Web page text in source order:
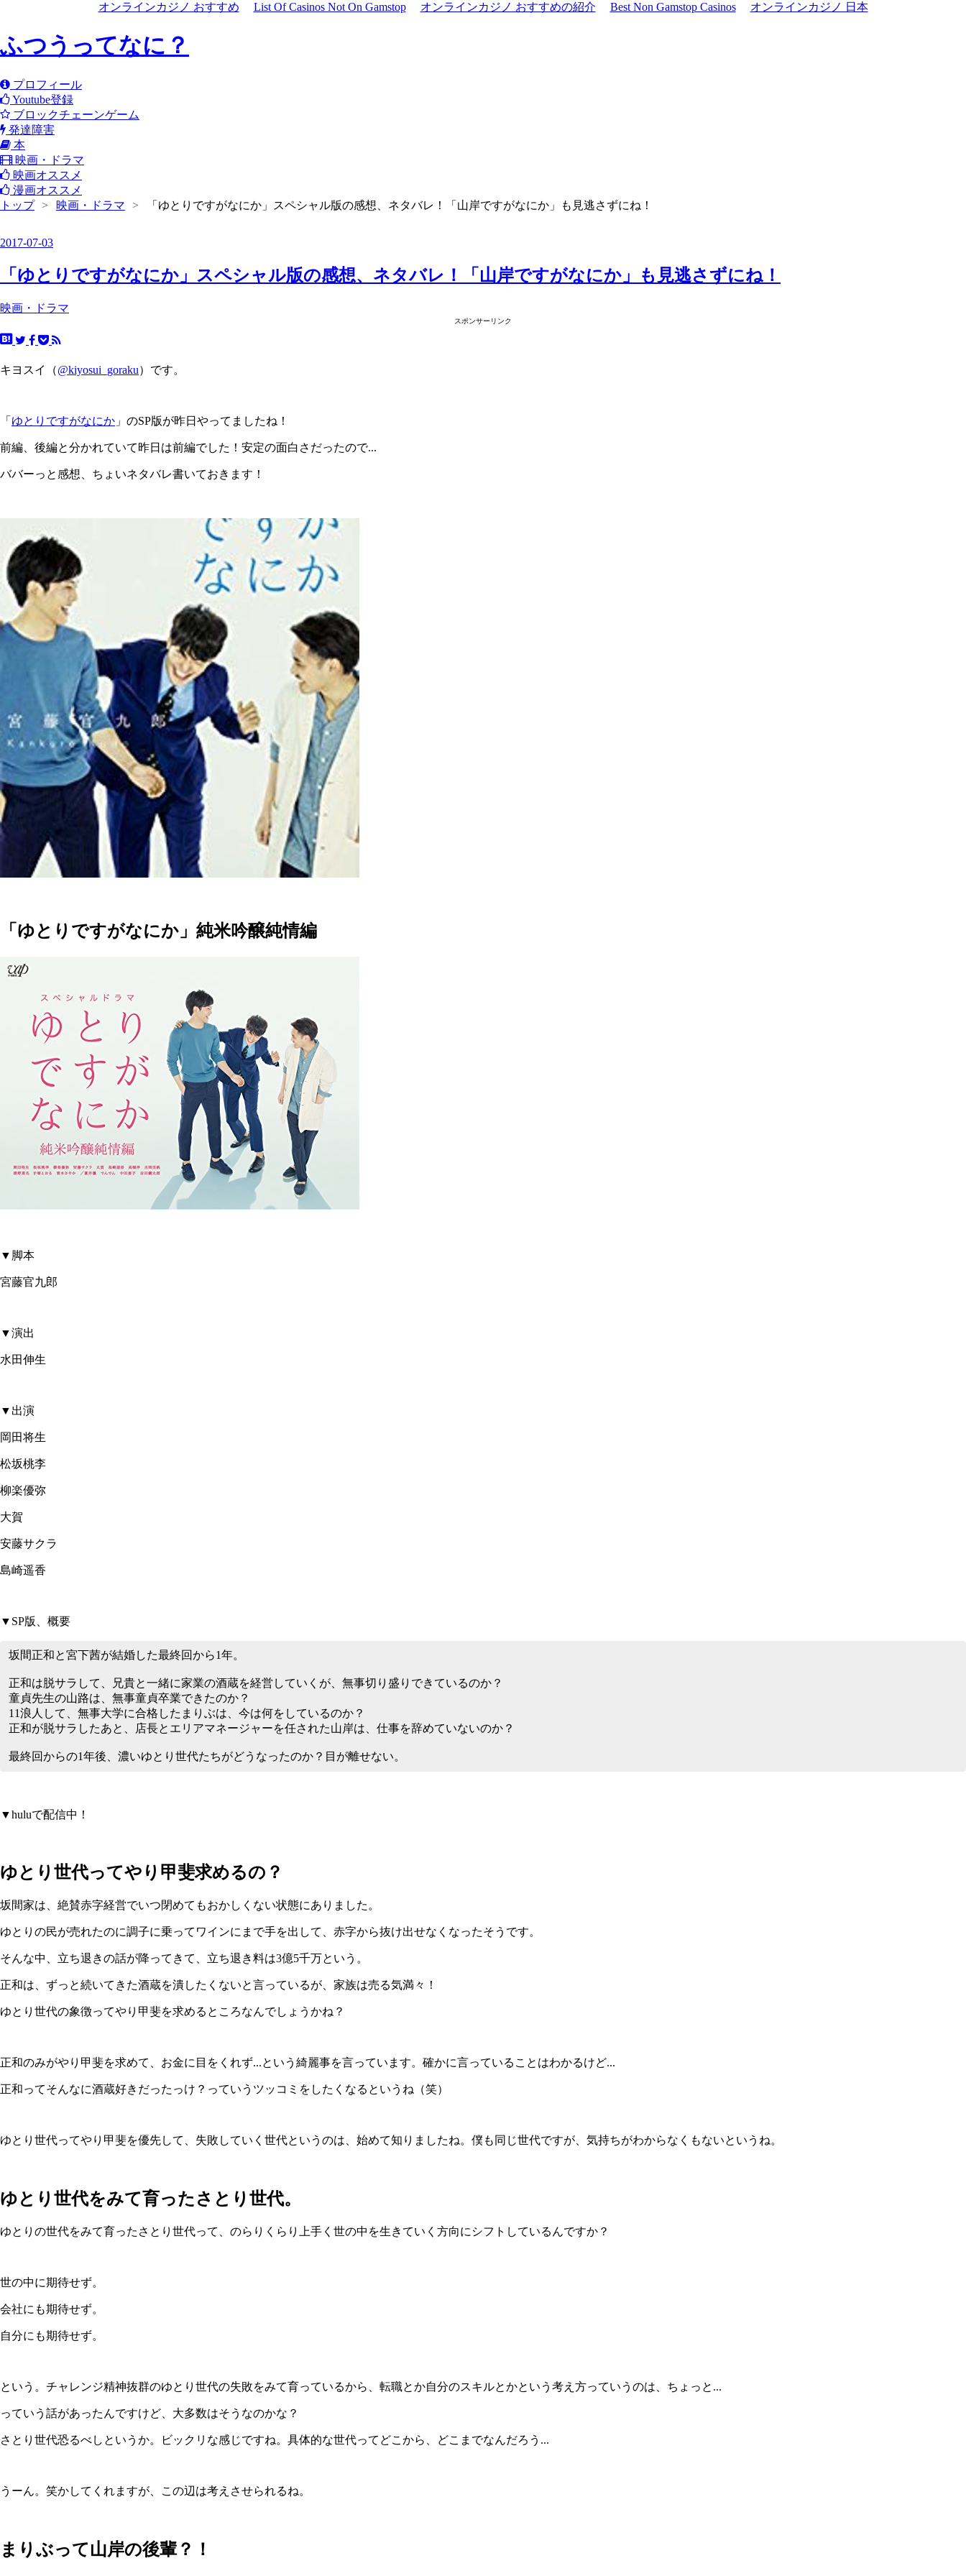
オンラインカジノ おすすめ List Of Casinos Not On Gamstop オンラインカジノ おすすめの紹介 Best Non Gamstop Casinos オンラインカジノ 日本
ふつうってなに？
プロフィール
Youtube登録
ブロックチェーンゲーム
発達障害
本
映画・ドラマ
映画オススメ
漫画オススメ
トップ
> 映画・ドラマ > 「ゆとりですがなにか」スペシャル版の感想、ネタバレ！「山岸ですがなにか」も見逃さずにね！
2017-07-03
「ゆとりですがなにか」スペシャル版の感想、ネタバレ！「山岸ですがなにか」も見逃さずにね！
映画・ドラマ
スポンサーリンク
キヨスイ（@kiyosui_goraku）です。
「 ゆとりですがなにか 」のSP版が昨日やってましたね！
前編、後編と分かれていて昨日は前編でした！安定の面白さだったので...
ババーっと感想、ちょいネタバレ書いておきます！
「ゆとりですがなにか」純米吟醸純情編
▼脚本
宮藤官九郎
▼演出
水田伸生
▼出演
岡田将生
松坂桃李
柳楽優弥
大賀
安藤サクラ
島崎遥香
▼SP版、概要
坂間正和と宮下茜が結婚した最終回から1年。
正和は脱サラして、兄貴と一緒に家業の酒蔵を経営していくが、無事切り盛りできているのか？
童貞先生の山路は、無事童貞卒業できたのか？
11浪人して、無事大学に合格したまりぶは、今は何をしているのか？
正和が脱サラしたあと、店長とエリアマネージャーを任された山岸は、仕事を辞めていないのか？
最終回からの1年後、濃いゆとり世代たちがどうなったのか？目が離せない。
▼huluで配信中！
ゆとり世代ってやり甲斐求めるの？
坂間家は、絶賛赤字経営でいつ閉めてもおかしくない状態にありました。
ゆとりの民が売れたのに調子に乗ってワインにまで手を出して、赤字から抜け出せなくなったそうです。
そんな中、立ち退きの話が降ってきて、立ち退き料は3億5千万という。
正和は、ずっと続いてきた酒蔵を潰したくないと言っているが、家族は売る気満々！
ゆとり世代の象徴ってやり甲斐を求めるところなんでしょうかね？
正和のみがやり甲斐を求めて、お金に目をくれず...という綺麗事を言っています。確かに言っていることはわかるけど...
正和ってそんなに酒蔵好きだったっけ？っていうツッコミをしたくなるというね（笑）
ゆとり世代ってやり甲斐を優先して、失敗していく世代というのは、始めて知りましたね。僕も同じ世代ですが、気持ちがわからなくもないというね。
ゆとり世代をみて育ったさとり世代。
ゆとりの世代をみて育ったさとり世代って、のらりくらり上手く世の中を生きていく方向にシフトしているんですか？
世の中に期待せず。
会社にも期待せず。
自分にも期待せず。
という。チャレンジ精神抜群のゆとり世代の失敗をみて育っているから、転職とか自分のスキルとかという考え方っていうのは、ちょっと...
っていう話があったんですけど、大多数はそうなのかな？
さとり世代恐るべしというか。ビックリな感じですね。具体的な世代ってどこから、どこまでなんだろう...
うーん。笑かしてくれますが、この辺は考えさせられるね。
まりぶって山岸の後輩？！